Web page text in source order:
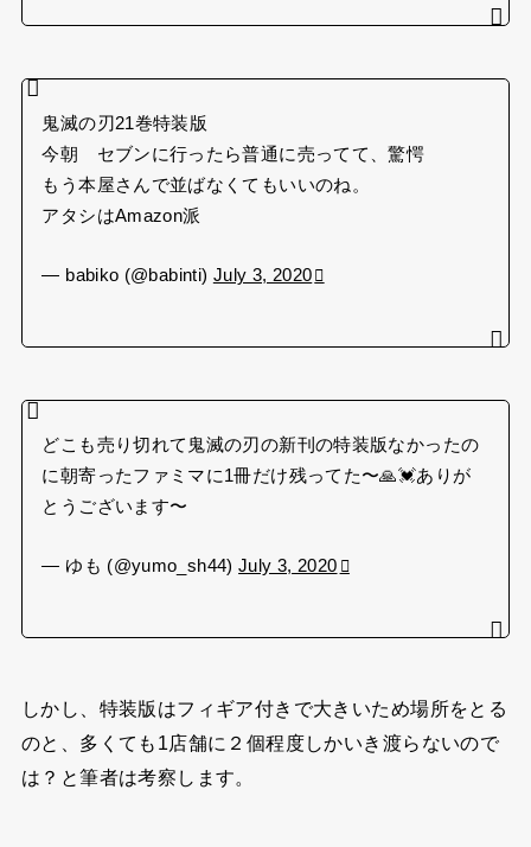
鬼滅の刃21巻特装版
今朝 セブンに行ったら普通に売ってて、驚愕
もう本屋さんで並ばなくてもいいのね。
アタシはAmazon派
— babiko (@babinti) July 3, 2020
どこも売り切れて鬼滅の刃の新刊の特装版なかったの
に朝寄ったファミマに1冊だけ残ってた〜🙏💓ありが
とうございます〜
— ゆも (@yumo_sh44)July 3, 2020
しかし、特装版はフィギア付きで大きいため場所をとる
のと、多くても1店舗に２個程度しかいき渡らないので
は？と筆者は考察します。